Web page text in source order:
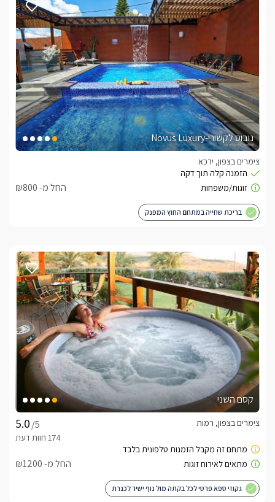
נובוס לקשורי-Novus Luxury
צימרים בצפון, ירכא
החל מ- ₪800
בריכת שחייה במתחם החוץ המפנק
קסם השני
/5
צימרים בצפון, רמות
החל מ- ₪1200
גקוזי ספא פרטי לכל בקתה מול נוף ישיר לכנרת